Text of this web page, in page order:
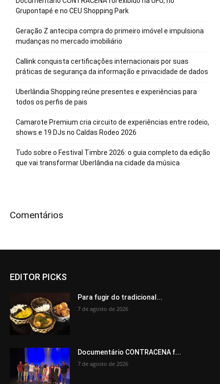
Grupontapé e no CEU Shopping Park
Geração Z antecipa compra do primeiro imóvel e impulsiona
mudanças no mercado imobiliário
Callink conquista certificações internacionais por suas
práticas de segurança da informação e privacidade de dados
Uberlândia Shopping reúne presentes e experiências para
todos os perfis de pais
Camarote Premium cria circuito de experiências entre rodeio,
shows e 19 DJs no Caldas Rodeo 2026
Tudo sobre o Festival Timbre 2026: o guia completo da edição
que vai transformar Uberlândia na cidade da música
Comentários
EDITOR PICKS
Para fugir do tradicional...
7 de agosto de 2026
Documentário CONTRACENA f...
7 de agosto de 2026